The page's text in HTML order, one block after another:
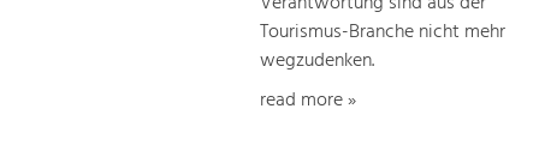
Tourismus-Branche nicht mehr
wegzudenken.
read more »